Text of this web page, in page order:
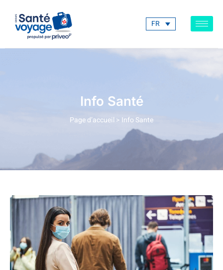
FR
Info Santé
Page d’accueil > Info Sante